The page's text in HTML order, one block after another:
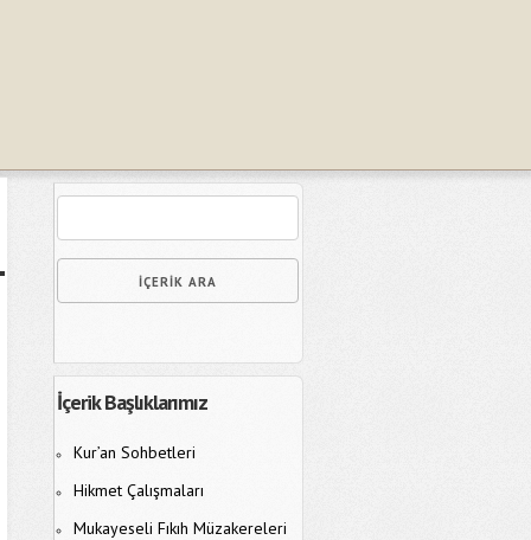
İçerik Başlıklarımız
Kur’an Sohbetleri
Hikmet Çalışmaları
Mukayeseli Fıkıh Müzakereleri